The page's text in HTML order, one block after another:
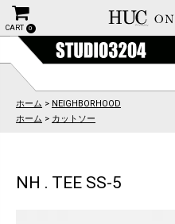
CART 0
ホーム > NEIGHBORHOOD
ホーム > カットソー
NH . TEE SS-5